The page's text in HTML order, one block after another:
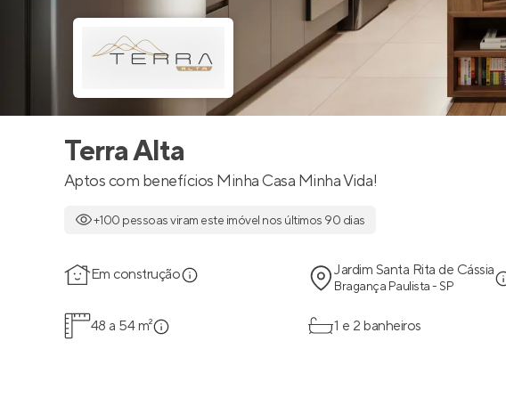
Terra Alta
Aptos com benefícios Minha Casa Minha Vida!
+100 pessoas viram este imóvel nos últimos 90 dias
Em construção Jardim Santa Rita de Cássia
Bragança Paulista - SP
48 a 54 m² 1 e 2 banheiros